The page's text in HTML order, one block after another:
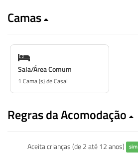
Camas
Sala/Área Comum
1 Cama (s) de Casal
Regras da Acomodação
Aceita crianças (de 2 até 12 anos) sim